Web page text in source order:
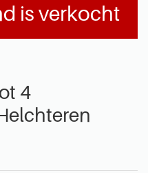
is verkocht
4